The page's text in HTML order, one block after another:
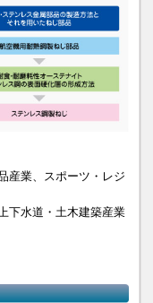
産業、スポーツ・レジ
下水道・土木建築産業